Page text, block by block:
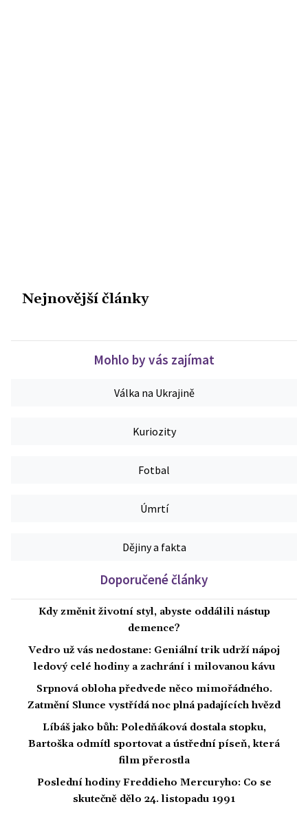
Nejnovější články
Mohlo by vás zajímat
Válka na Ukrajině
Kuriozity
Fotbal
Úmrtí
Dějiny a fakta
Doporučené články
Kdy změnit životní styl, abyste oddálili nástup
demence?
Vedro už vás nedostane: Geniální trik udrží nápoj
ledový celé hodiny a zachrání i milovanou kávu
Srpnová obloha předvede něco mimořádného.
Zatmění Slunce vystřídá noc plná padajících hvězd
Líbáš jako bůh: Poledňáková dostala stopku,
Bartoška odmítl sportovat a ústřední píseň, která
film přerostla
Poslední hodiny Freddieho Mercuryho: Co se
skutečně dělo 24. listopadu 1991